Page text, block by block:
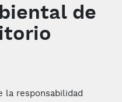
de
la responsabilidad